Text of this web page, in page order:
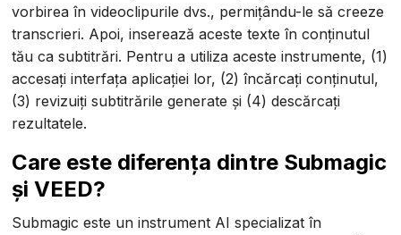
vorbirea în videoclipurile dvs., permițându-le să creeze
transcrieri. Apoi, inserează aceste texte în conținutul
tău ca subtitrări. Pentru a utiliza aceste instrumente, (1)
accesați interfața aplicației lor, (2) încărcați conținutul,
(3) revizuiți subtitrările generate și (4) descărcați
rezultatele.
Care este diferența dintre Submagic
și VEED?
Submagic este un instrument AI specializat în